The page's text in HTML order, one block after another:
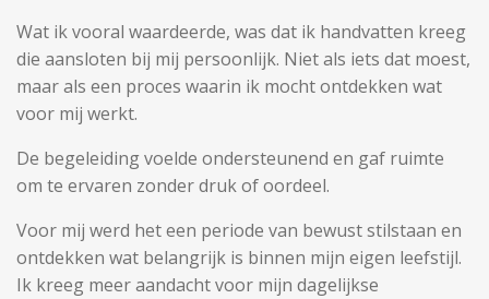
Wat ik vooral waardeerde, was dat ik handvatten kreeg
die aansloten bij mij persoonlijk. Niet als iets dat moest,
maar als een proces waarin ik mocht ontdekken wat
voor mij werkt.
De begeleiding voelde ondersteunend en gaf ruimte
om te ervaren zonder druk of oordeel.
Voor mij werd het een periode van bewust stilstaan en
ontdekken wat belangrijk is binnen mijn eigen leefstijl.
Ik kreeg meer aandacht voor mijn dagelijkse